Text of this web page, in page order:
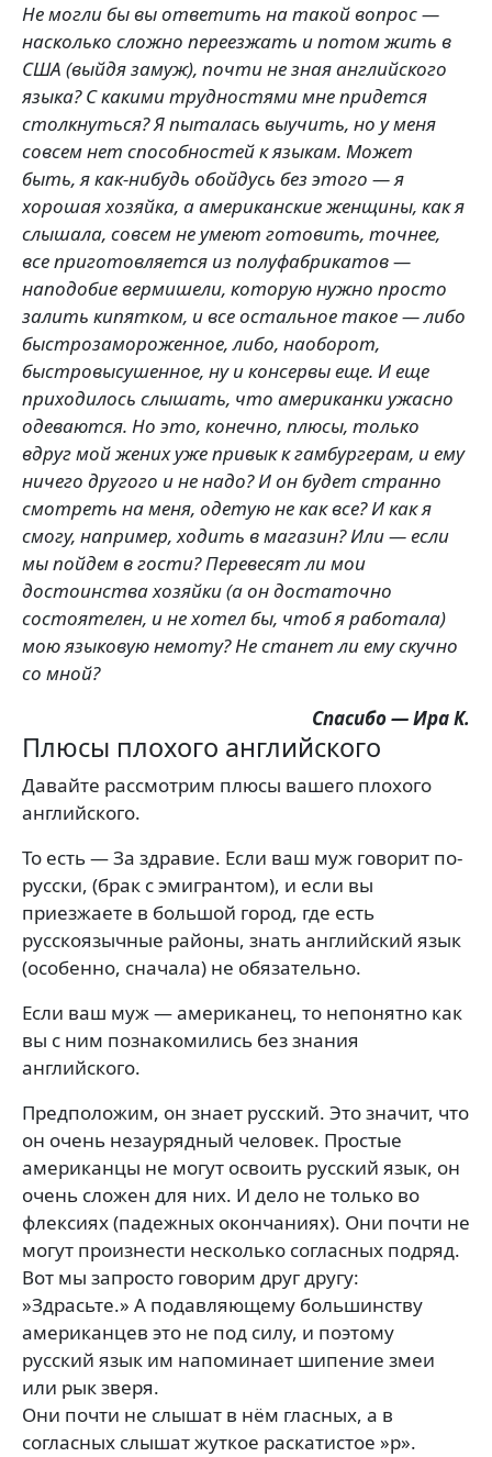
Не могли бы вы ответить на такой вопрос —
насколько сложно переезжать и потом жить в
США (выйдя замуж), почти не зная английского
языка? С какими трудностями мне придется
столкнуться? Я пыталась выучить, но у меня
совсем нет способностей к языкам. Может
быть, я как-нибудь обойдусь без этого — я
хорошая хозяйка, а американские женщины, как я
слышала, совсем не умеют готовить, точнее,
все приготовляется из полуфабрикатов —
наподобие вермишели, которую нужно просто
залить кипятком, и все остальное такое — либо
быстрозамороженное, либо, наоборот,
быстровысушенное, ну и консервы еще. И еще
приходилось слышать, что американки ужасно
одеваются. Но это, конечно, плюсы, только
вдруг мой жених уже привык к гамбургерам, и ему
ничего другого и не надо? И он будет странно
смотреть на меня, одетую не как все? И как я
смогу, например, ходить в магазин? Или — если
мы пойдем в гости? Перевесят ли мои
достоинства хозяйки (а он достаточно
состоятелен, и не хотел бы, чтоб я работала)
мою языковую немоту? Не станет ли ему скучно
со мной?
Спасибо — Ира К.
Плюсы плохого английского
Давайте рассмотрим плюсы вашего плохого
английского.
То есть — За здравие. Если ваш муж говорит по-
русски, (брак с эмигрантом), и если вы
приезжаете в большой город, где есть
русскоязычные районы, знать английский язык
(особенно, сначала) не обязательно.
Если ваш муж — американец, то непонятно как
вы с ним познакомились без знания
английского.
Предположим, он знает русский. Это значит, что
он очень незаурядный человек. Простые
американцы не могут освоить русский язык, он
очень сложен для них. И дело не только во
флексиях (падежных окончаниях). Они почти не
могут произнести несколько согласных подряд.
Вот мы запросто говорим друг другу:
»Здрасьте.» А подавляющему большинству
американцев это не под силу, и поэтому
русский язык им напоминает шипение змеи
или рык зверя.
Они почти не слышат в нём гласных, а в
согласных слышат жуткое раскатистое »р».